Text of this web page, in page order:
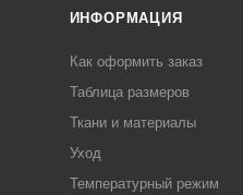
ИНФОРМАЦИЯ
Как оформить заказ
Таблица размеров
Ткани и материалы
Уход
Температурный режим